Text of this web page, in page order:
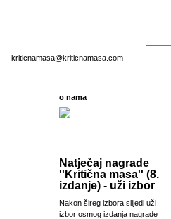
kriticnamasa@kriticnamasa.com
o nama
Natječaj nagrade
''Kritična masa'' (8.
izdanje) - uži izbor
Nakon šireg izbora slijedi uži
izbor osmog izdanja nagrade